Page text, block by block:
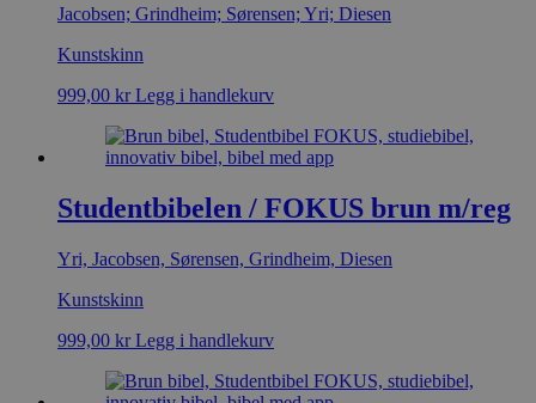
Jacobsen; Grindheim; Sørensen; Yri; Diesen
Kunstskinn
999,00 kr Legg i handlekurv
Studentbibelen / FOKUS brun m/reg
Yri, Jacobsen, Sørensen, Grindheim, Diesen
Kunstskinn
999,00 kr Legg i handlekurv